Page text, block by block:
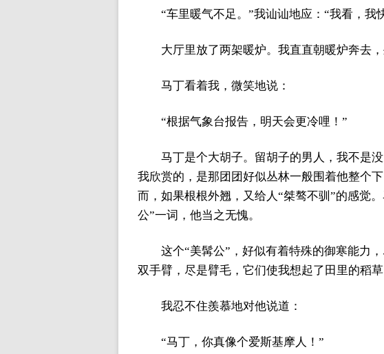
“车里暖气不足。”我讪讪地应：“我看，我
大厅里放了两架暖炉。我直直朝暖炉奔去
马丁看着我，微笑地说：
“根据气象台报告，明天会更冷哩！”
马丁是个大胡子。留胡子的男人，我不是
我欣赏的，是那团团好似丛林一般围着他整个
而，如果根根外翘，又给人“桀骜不驯”的感觉
公”一词，他当之无愧。
这个“美髯公”，好似有着特殊的御寒能力
双手臂，尽是臂毛，它们使我想起了田里的稻草
我忍不住羨慕地对他说道：
“马丁，你真像个爱斯基摩人！”